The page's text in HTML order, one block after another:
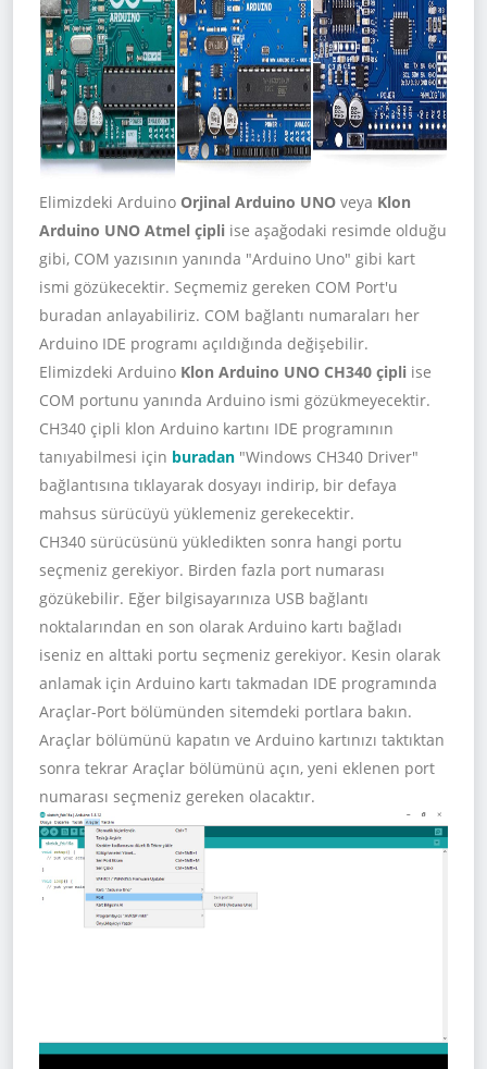
Elimizdeki Arduino Orjinal Arduino UNO veya Klon
Arduino UNO Atmel çipli ise aşağodaki resimde olduğu
gibi, COM yazısının yanında "Arduino Uno" gibi kart
ismi gözükecektir. Seçmemiz gereken COM Port'u
buradan anlayabiliriz. COM bağlantı numaraları her
Arduino IDE programı açıldığında değişebilir.
Elimizdeki Arduino Klon Arduino UNO CH340 çipli ise
COM portunu yanında Arduino ismi gözükmeyecektir.
CH340 çipli klon Arduino kartını IDE programının
tanıyabilmesi için buradan "Windows CH340 Driver"
bağlantısına tıklayarak dosyayı indirip, bir defaya
mahsus sürücüyü yüklemeniz gerekecektir.
CH340 sürücüsünü yükledikten sonra hangi portu
seçmeniz gerekiyor. Birden fazla port numarası
gözükebilir. Eğer bilgisayarınıza USB bağlantı
noktalarından en son olarak Arduino kartı bağladı
iseniz en alttaki portu seçmeniz gerekiyor. Kesin olarak
anlamak için Arduino kartı takmadan IDE programında
Araçlar-Port bölümünden sitemdeki portlara bakın.
Araçlar bölümünü kapatın ve Arduino kartınızı taktıktan
sonra tekrar Araçlar bölümünü açın, yeni eklenen port
numarası seçmeniz gereken olacaktır.